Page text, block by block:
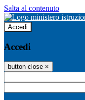
Salta al contenuto
Accedi
Accedi
button close ×